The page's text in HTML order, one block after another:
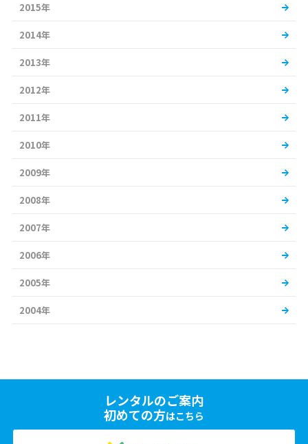
2015年
2014年
2013年
2012年
2011年
2010年
2009年
2008年
2007年
2006年
2005年
2004年
レンタルのご案内
初めての方はこちら